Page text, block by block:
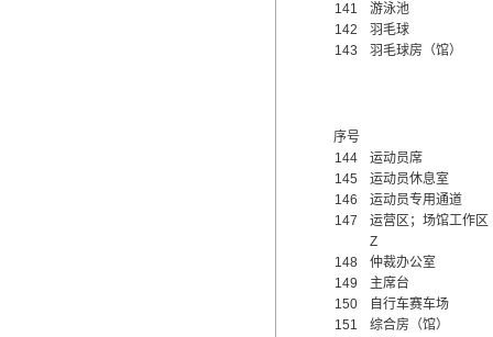
141
游泳池
142
羽毛球
143
羽毛球房（馆）
序号
144
运动员席
145
运动员休息室
146
运动员专用通道
147
运营区；场馆工作区
Z
148
仲裁办公室
149
主席台
150
自行车赛车场
151
综合房（馆）